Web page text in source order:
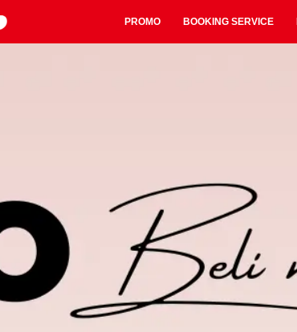
PROMO BOOKING SERVICE